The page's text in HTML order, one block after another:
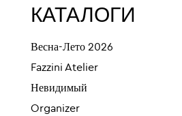
КАТАЛОГИ
Весна-Лето 2026
Fazzini Atelier
Невидимый
Organizer